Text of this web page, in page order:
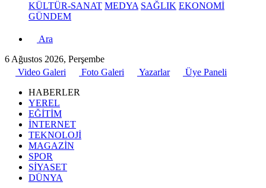
KÜLTÜR-SANAT MEDYA SAĞLIK EKONOMİ
GÜNDEM
Ara
6 Ağustos 2026, Perşembe
Video Galeri
Foto Galeri Yazarlar
Üye Paneli
HABERLER
YEREL
EĞİTİM
İNTERNET
TEKNOLOJİ
MAGAZİN
SPOR
SİYASET
DÜNYA